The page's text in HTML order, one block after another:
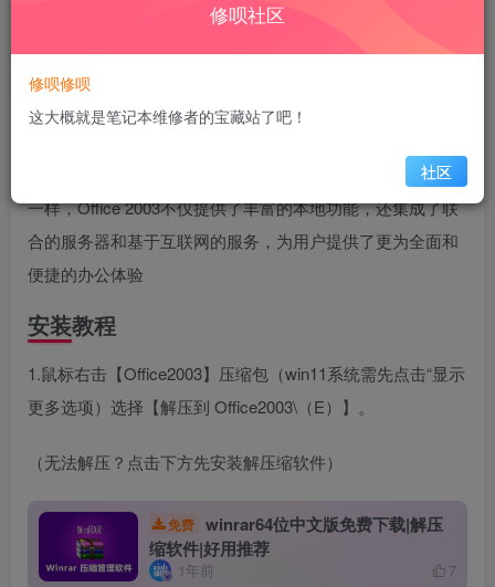
Office 2003是由微软公司精心打造的一套功能强大的办公软
件套件，专为Microsoft Windows和Apple Macintosh操作系
广泛应用，极大地提高了工作效率。与众多办公室应用程序
一样，Office 2003不仅提供了丰富的本地功能，还集成了联
合的服务器和基于互联网的服务，为用户提供了更为全面和
便捷的办公体验
安装教程
1.鼠标右击【Office2003】压缩包（win11系统需先点击“显示
更多选项）选择【解压到 Office2003\（E）】。
（无法解压？点击下方先安装解压缩软件）
免费 winrar64位中文版免费下载|解压
缩软件|好用推荐
1年前 7
修呗社区
修呗修呗
这大概就是笔记本维修者的宝藏站了吧！
社区